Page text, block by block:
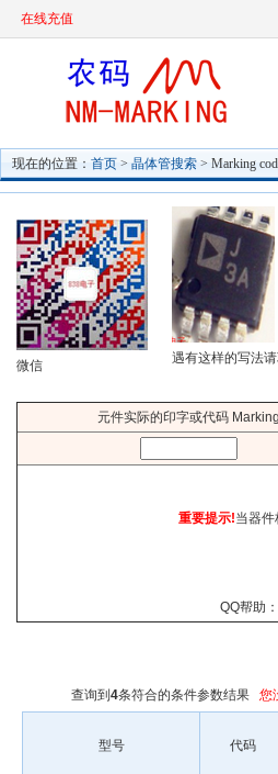
在线充值
现在的位置： 首页 > 晶体管搜索 > Marking
微信 遇有这样的写法
元件实际的印字或代码 Marking
重要提示!当器
QQ帮助：
查询到 4条符合的条件参数结果 您
型号 代码